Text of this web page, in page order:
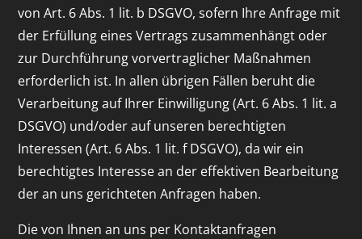
von Art. 6 Abs. 1 lit. b DSGVO, sofern Ihre Anfrage mit
der Erfüllung eines Vertrags zusammenhängt oder
zur Durchführung vorvertraglicher Maßnahmen
erforderlich ist. In allen übrigen Fällen beruht die
Verarbeitung auf Ihrer Einwilligung (Art. 6 Abs. 1 lit. a
DSGVO) und/oder auf unseren berechtigten
Interessen (Art. 6 Abs. 1 lit. f DSGVO), da wir ein
berechtigtes Interesse an der effektiven Bearbeitung
der an uns gerichteten Anfragen haben.
Die von Ihnen an uns per Kontaktanfragen